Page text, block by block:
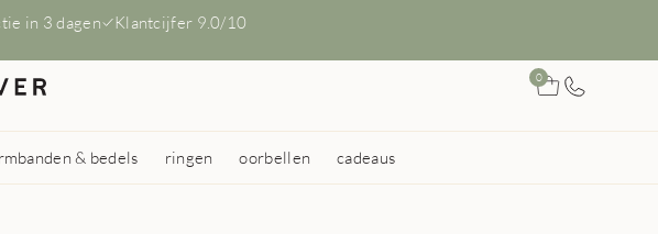
in 3 dagen Klantcijfer 9.0/10
0
& bedels ringen oorbellen cadeaus